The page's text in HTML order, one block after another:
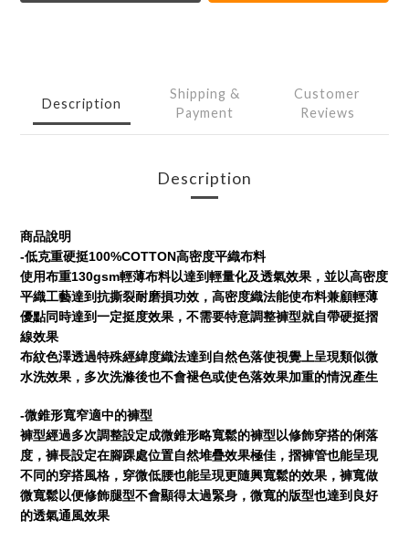
Description
Shipping &
Payment
Customer
Reviews
Description
商品說明
-低克重硬挺100%COTTON高密度平織布料
使用布重130gsm輕薄布料以達到輕量化及透氣效果，並以高密度
平織工藝達到抗撕裂耐磨損功效，高密度織法能使布料兼顧輕薄
優點同時達到一定挺度效果，不需要特意調整褲型就自帶硬挺摺
線效果
布紋色澤透過特殊經緯度織法達到自然色落使視覺上呈現類似微
水洗效果，多次洗滌後也不會褪色或使色落效果加重的情況產生
-微錐形寬窄適中的褲型
褲型經過多次調整設定成微錐形略寬鬆的褲型以修飾穿搭的俐落
度，褲長設定在腳踝處位置自然堆疊效果極佳，摺褲管也能呈現
不同的穿搭風格，穿微低腰也能呈現更隨興寬鬆的效果，褲寬做
微寬鬆以便修飾腿型不會顯得太過緊身，微寬的版型也達到良好
的透氣通風效果